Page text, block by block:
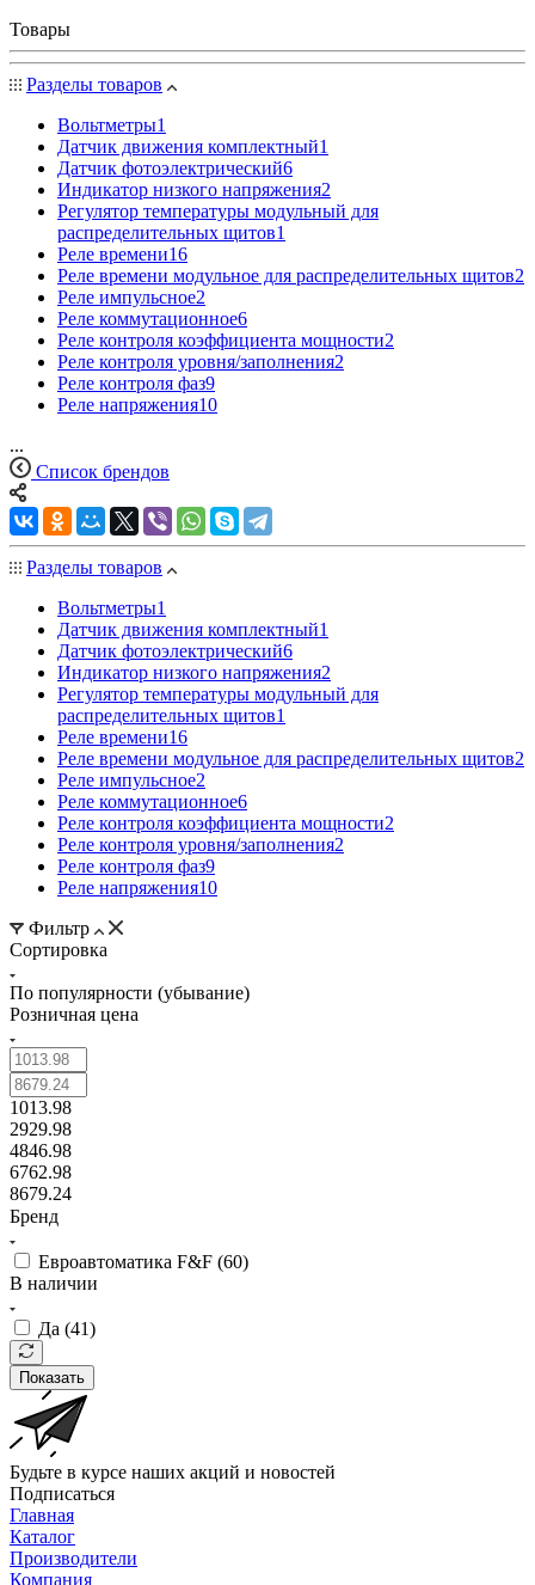
Товары
Разделы товаров
Вольтметры1
Датчик движения комплектный1
Датчик фотоэлектрический6
Индикатор низкого напряжения2
Регулятор температуры модульный для
распределительных щитов1
Реле времени16
Реле времени модульное для распределительных щитов2
Реле импульсное2
Реле коммутационное6
Реле контроля коэффициента мощности2
Реле контроля уровня/заполнения2
Реле контроля фаз9
Реле напряжения10
...
Список брендов
Разделы товаров
Вольтметры1
Датчик движения комплектный1
Датчик фотоэлектрический6
Индикатор низкого напряжения2
Регулятор температуры модульный для
распределительных щитов1
Реле времени16
Реле времени модульное для распределительных щитов2
Реле импульсное2
Реле коммутационное6
Реле контроля коэффициента мощности2
Реле контроля уровня/заполнения2
Реле контроля фаз9
Реле напряжения10
Фильтр
Сортировка
По популярности (убывание)
Розничная цена
1013.98
2929.98
4846.98
6762.98
8679.24
Бренд
Евроавтоматика F&F (60)
В наличии
Да (41)
Показать
Будьте в курсе наших акций и новостей
Подписаться
Главная
Каталог
Производители
Компания